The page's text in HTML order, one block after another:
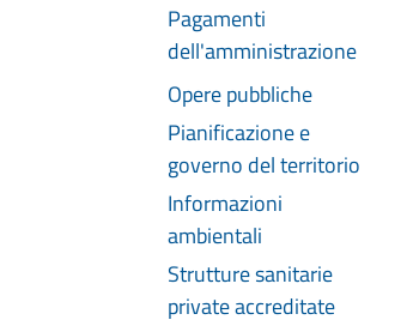
Pagamenti
dell'amministrazione
Opere pubbliche
Pianificazione e
governo del territorio
Informazioni
ambientali
Strutture sanitarie
private accreditate